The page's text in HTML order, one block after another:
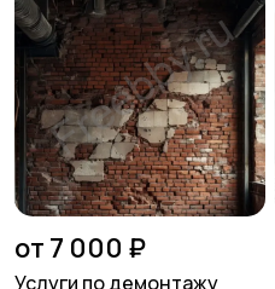
от 7 000 ₽
Услуги по демонтажу